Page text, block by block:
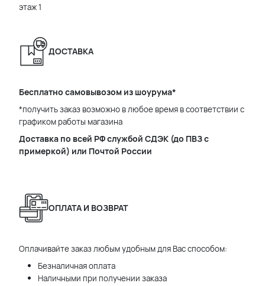
этаж 1
ДОСТАВКА
Бесплатно самовывозом из шоурума*
*получить заказ возможно в любое время в соответствии с
графиком работы магазина
Доставка по всей РФ службой СДЭК (до ПВЗ с
примеркой) или Почтой России
ОПЛАТА И ВОЗВРАТ
Оплачивайте заказ любым удобным для Вас способом:
Безналичная оплата
Наличными при получении заказа